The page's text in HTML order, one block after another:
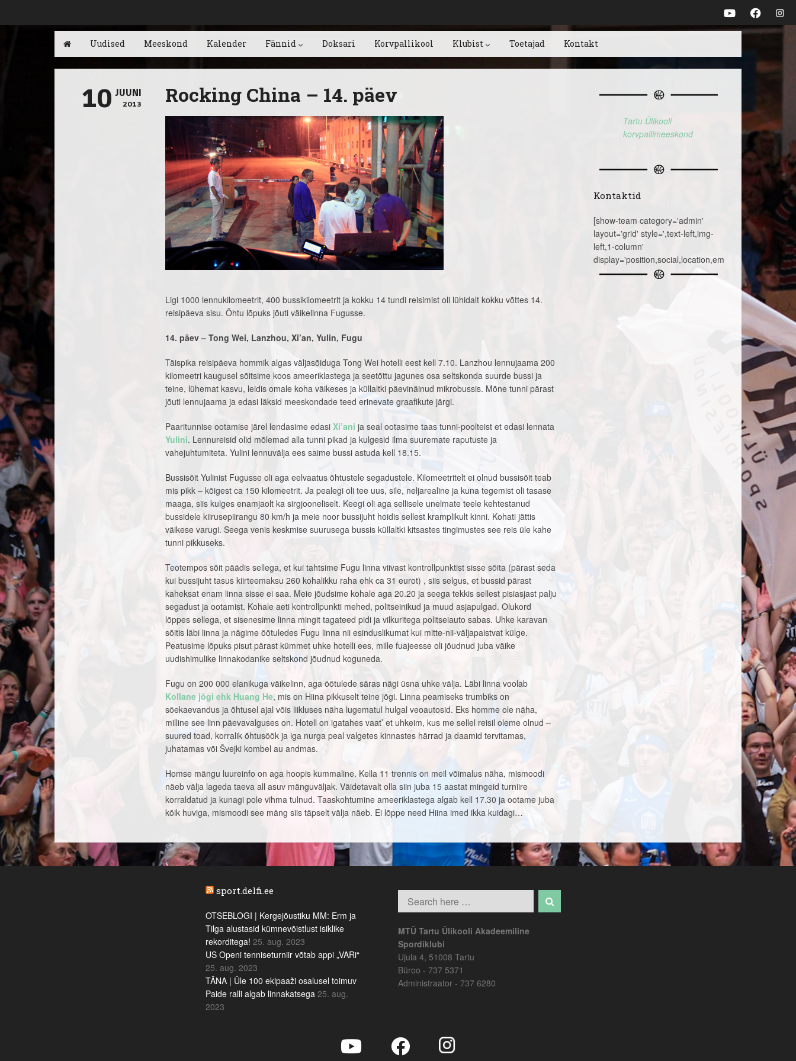
Uudised Meeskond Kalender Fännid Doksari Korvpallikool Klubist Toetajad Kontakt
10 JUUNI
2013 Rocking China – 14. päev
Ligi 1000 lennukilomeetrit, 400 bussikilomeetrit ja kokku 14 tundi reisimist oli lühidalt kokku võttes 14.
reisipäeva sisu. Õhtu lõpuks jõuti väikelinna Fugusse.
14. päev – Tong Wei, Lanzhou, Xi’an, Yulin, Fugu
Täispika reisipäeva hommik algas väljasõiduga Tong Wei hotelli eest kell 7.10. Lanzhou lennujaama 200
kilomeetri kaugusel sõitsime koos ameeriklastega ja seetõttu jagunes osa seltskonda suurde bussi ja
teine, lühemat kasvu, leidis omale koha väikeses ja küllaltki päevinäinud mikrobussis. Mõne tunni pärast
jõuti lennujaama ja edasi läksid meeskondade teed erinevate graafikute järgi.
Paaritunnise ootamise järel lendasime edasi Xi’ani ja seal ootasime taas tunni-poolteist et edasi lennata
Yulini. Lennureisid olid mõlemad alla tunni pikad ja kulgesid ilma suuremate raputuste ja
vahejuhtumiteta. Yulini lennuvälja ees saime bussi astuda kell 18.15.
Bussisõit Yulinist Fugusse oli aga eelvaatus õhtustele segadustele. Kilomeetritelt ei olnud bussisõit teab
mis pikk – kõigest ca 150 kilomeetrit. Ja pealegi oli tee uus, sile, neljarealine ja kuna tegemist oli tasase
maaga, siis kulges enamjaolt ka sirgjooneliselt. Keegi oli aga sellisele unelmate teele kehtestanud
bussidele kiirusepiirangu 80 km/h ja meie noor bussijuht hoidis sellest kramplikult kinni. Kohati jättis
väikese varugi. Seega venis keskmise suurusega bussis küllaltki kitsastes tingimustes see reis üle kahe
tunni pikkuseks.
Teotempos sõit päädis sellega, et kui tahtsime Fugu linna viivast kontrollpunktist sisse sõita (pärast seda
kui bussijuht tasus kiirteemaksu 260 kohalikku raha ehk ca 31 eurot) , siis selgus, et bussid pärast
kaheksat enam linna sisse ei saa. Meie jõudsime kohale aga 20.20 ja seega tekkis sellest pisiasjast palju
segadust ja ootamist. Kohale aeti kontrollpunkti mehed, politseinikud ja muud asjapulgad. Olukord
lõppes sellega, et sisenesime linna mingit tagateed pidi ja vilkuritega politseiauto sabas. Uhke karavan
sõitis läbi linna ja nägime öötuledes Fugu linna nii esinduslikumat kui mitte-nii-väljapaistvat külge.
Peatusime lõpuks pisut pärast kümmet uhke hotelli ees, mille fuajeesse oli jõudnud juba väike
uudishimulike linnakodanike seltskond jõudnud koguneda.
Fugu on 200 000 elanikuga väikelinn, aga öötulede säras nägi üsna uhke välja. Läbi linna voolab
Kollane jõgi ehk Huang He, mis on Hiina pikkuselt teine jõgi. Linna peamiseks trumbiks on
söekaevandus ja õhtusel ajal võis liikluses näha lugematul hulgal veoautosid. Eks homme ole näha,
milline see linn päevavalguses on. Hotell on igatahes vaat’ et uhkeim, kus me sellel reisil oleme olnud –
suured toad, korralik õhtusöök ja iga nurga peal valgetes kinnastes härrad ja daamid tervitamas,
juhatamas või Švejki kombel au andmas.
Homse mängu luureinfo on aga hoopis kummaline. Kella 11 trennis on meil võimalus näha, mismoodi
näeb välja lageda taeva all asuv mänguväljak. Väidetavalt olla siin juba 15 aastat mingeid turniire
korraldatud ja kunagi pole vihma tulnud. Taaskohtumine ameeriklastega algab kell 17.30 ja ootame juba
kõik huviga, mismoodi see mäng siis täpselt välja näeb. Ei lõppe need Hiina imed ikka kuidagi…
Tartu Ülikooli
korvpallimeeskond
Kontaktid
[show-team category='admin'
layout='grid' style=',text-left,img-
left,1-column'
sport.delfi.ee
OTSEBLOGI | Kergejõustiku MM: Erm ja
Tilga alustasid kümnevõistlust isiklike
rekorditega! 25. aug. 2023
US Openi tenniseturniir võtab appi „VARi“
25. aug. 2023
TÄNA | Üle 100 ekipaaži osalusel toimuv
Paide ralli algab linnakatsega 25. aug.
2023
MTÜ Tartu Ülikooli Akadeemiline
Spordiklubi
Ujula 4, 51008 Tartu
Büroo - 737 5371
Administraator - 737 6280